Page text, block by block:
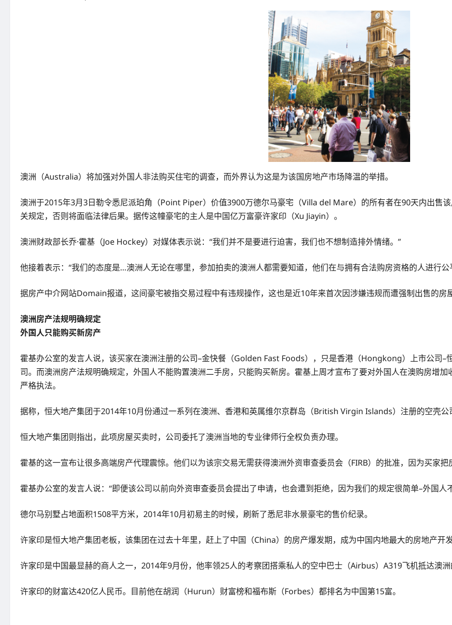
澳洲（Australia）将加强对外国人非法购买住宅的调查，而外界认为这是为该国房地产市场降温的举措。
澳洲于2015年3月3日勒令悉尼派珀角（Point Piper）价值3900万德尔马豪宅（Villa del Mare）的所有者在90天内出售
关规定，否则将面临法律后果。据传这幢豪宅的主人是中国亿万富豪许家印（Xu Jiayin）。
澳洲财政部长乔·霍基（Joe Hockey）对媒体表示说：“我们并不是要进行迫害，我们也不想制造排外情绪。”
他接着表示：“我们的态度是…澳洲人无论在哪里，参加拍卖的澳洲人都需要知道，他们在与拥有合法购房资格的人进行公
据房产中介网站Domain报道，这间豪宅被指交易过程中有违规操作，这也是近10年来首次因涉嫌违规而遭强制出售的房
澳洲房产法规明确规定
外国人只能购买新房产
霍基办公室的发言人说，该买家在澳洲注册的公司–金快餐（Golden Fast Foods），只是香港（Hongkong）上市公司
司。而澳洲房产法规明确规定，外国人不能购置澳洲二手房，只能购买新房。霍基上周才宣布了要对外国人在澳购房增
严格执法。
据称，恒大地产集团于2014年10月份通过一系列在澳洲、香港和英属维尔京群岛（British Virgin Islands）注册的空壳公
恒大地产集团则指出，此项房屋买卖时，公司委托了澳洲当地的专业律师行全权负责办理。
霍基的这一宣布让很多高端房产代理震惊。他们以为该宗交易无需获得澳洲外资审查委员会（FIRB）的批准，因为买家
霍基办公室的发言人说：“即便该公司以前向外资审查委员会提出了申请，也会遭到拒绝，因为我们的规定很简单–外国人
德尔马别墅占地面积1508平方米，2014年10月初易主的时候，刷新了悉尼非水景豪宅的售价纪录。
许家印是恒大地产集团老板，该集团在过去十年里，赶上了中国（China）的房产爆发期，成为中国内地最大的房地产开
许家印是中国最显赫的商人之一，2014年9月份，他率领25人的考察团搭乘私人的空中巴士（Airbus）A319飞机抵达澳
许家印的财富达420亿人民币。目前他在胡润（Hurun）财富榜和福布斯（Forbes）都排名为中国第15富。